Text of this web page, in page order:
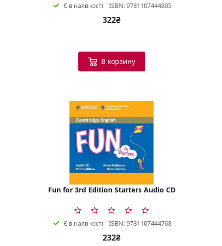
Є в наявності ISBN: 9781107444805
322₴
В корзину
Fun for 3rd Edition Starters Audio CD
Є в наявності ISBN: 9781107444768
232₴